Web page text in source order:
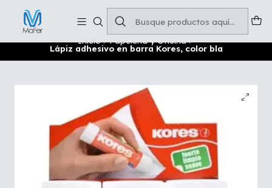
Inicio Papelería y Oficina
Lápiz adhesivo en barra Kores, color bla